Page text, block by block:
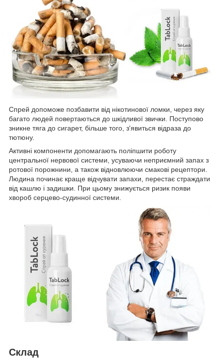
Спрей допоможе позбавити від нікотинової ломки, через яку
багато людей повертаються до шкідливої звички. Поступово
зникне тяга до сигарет, більше того, з'явиться відраза до
тютюну.
Активні компоненти допомагають поліпшити роботу
центральної нервової системи, усуваючи неприємний запах з
ротової порожнини, а також відновлюючи смакові рецептори.
Людина починає краще відчувати запахи, перестає страждати
від кашлю і задишки. При цьому знижується ризик появи
хвороб серцево-судинної системи.
Склад